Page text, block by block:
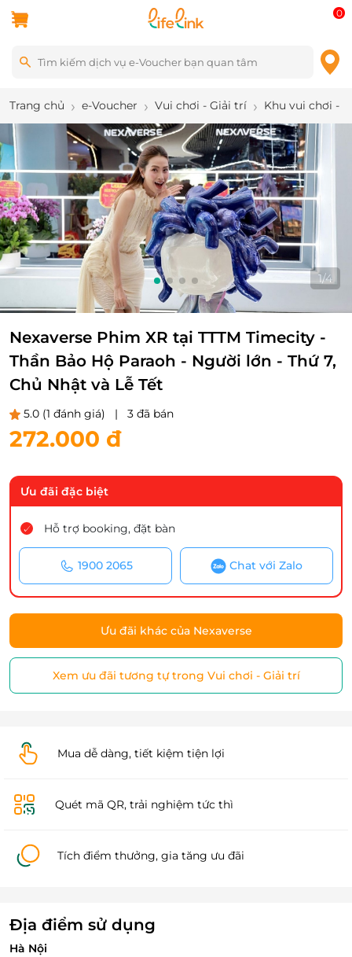
0
Trang chủ e-Voucher Vui chơi - Giải trí Khu vui chơi -
1/4
Nexaverse Phim XR tại TTTM Timecity -
Thần Bảo Hộ Paraoh - Người lớn - Thứ 7,
Chủ Nhật và Lễ Tết
5.0 (1 đánh giá) | 3 đã bán
272.000 đ
Ưu đãi đặc biệt
Hỗ trợ booking, đặt bàn
1900 2065 Chat với Zalo
Ưu đãi khác của Nexaverse
Xem ưu đãi tương tự trong Vui chơi - Giải trí
Mua dễ dàng, tiết kiệm tiện lợi
Quét mã QR, trải nghiệm tức thì
Tích điểm thưởng, gia tăng ưu đãi
Địa điểm sử dụng
Hà Nội